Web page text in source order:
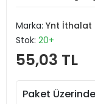
Marka: Ynt İthalat
Stok: 20+
55,03 TL
Paket